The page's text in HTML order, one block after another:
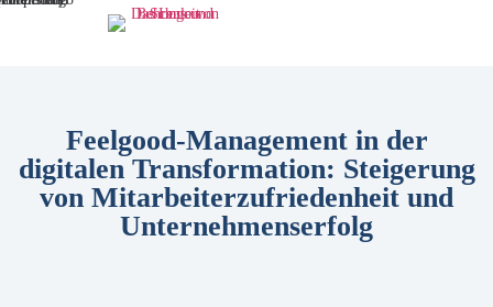
Feelgood-Management in der
digitalen Transformation: Steigerung
von Mitarbeiterzufriedenheit und
Unternehmenserfolg